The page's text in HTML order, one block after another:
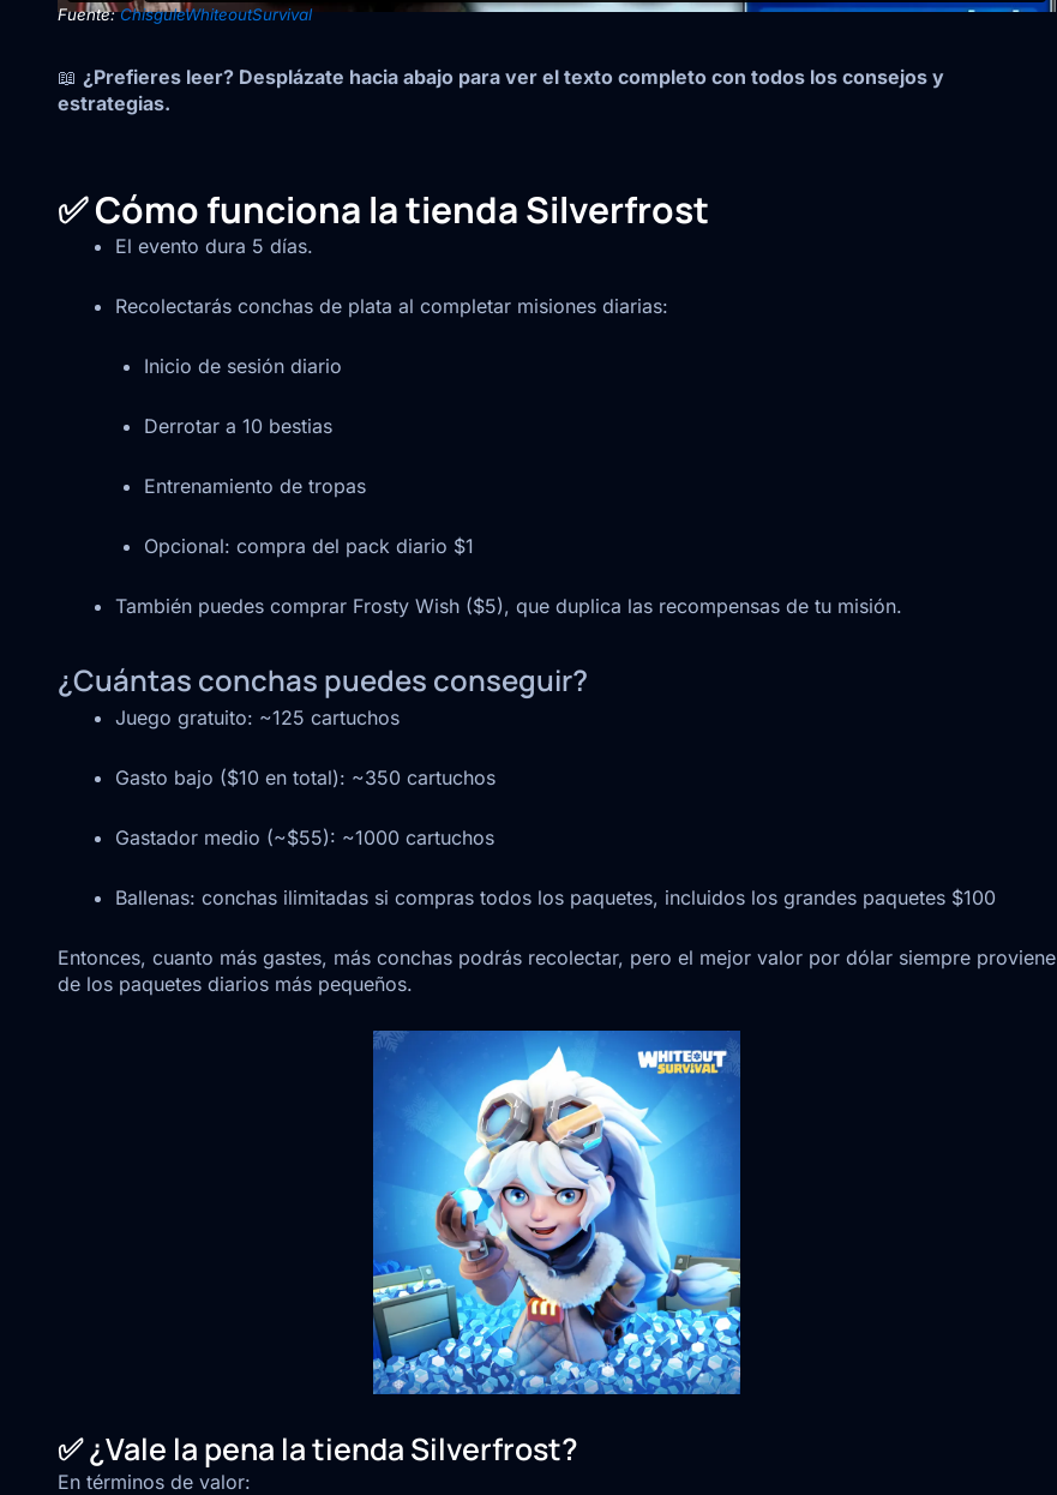
Fuente:ChisguleWhiteoutSurvival
📖 ¿Prefieres leer? Desplázate hacia abajo para ver el texto completo con todos los consejos y
estrategias.
✅ Cómo funciona la tienda Silverfrost
El evento dura 5 días.
Recolectarás conchas de plata al completar misiones diarias:
Inicio de sesión diario
Derrotar a 10 bestias
Entrenamiento de tropas
Opcional: compra del pack diario $1
También puedes comprar Frosty Wish ($5), que duplica las recompensas de tu misión.
¿Cuántas conchas puedes conseguir?
Juego gratuito: ~125 cartuchos
Gasto bajo ($10 en total): ~350 cartuchos
Gastador medio (~$55): ~1000 cartuchos
Ballenas: conchas ilimitadas si compras todos los paquetes, incluidos los grandes paquetes $100
Entonces, cuanto más gastes, más conchas podrás recolectar, pero el mejor valor por dólar siempre proviene
de los paquetes diarios más pequeños.
✅ ¿Vale la pena la tienda Silverfrost?
En términos de valor: